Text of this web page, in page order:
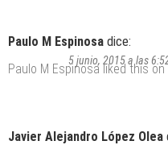
Paulo M Espinosa dice:
5 junio, 2015 a las
Paulo M Espinosa liked this on
Javier Alejandro López Olea